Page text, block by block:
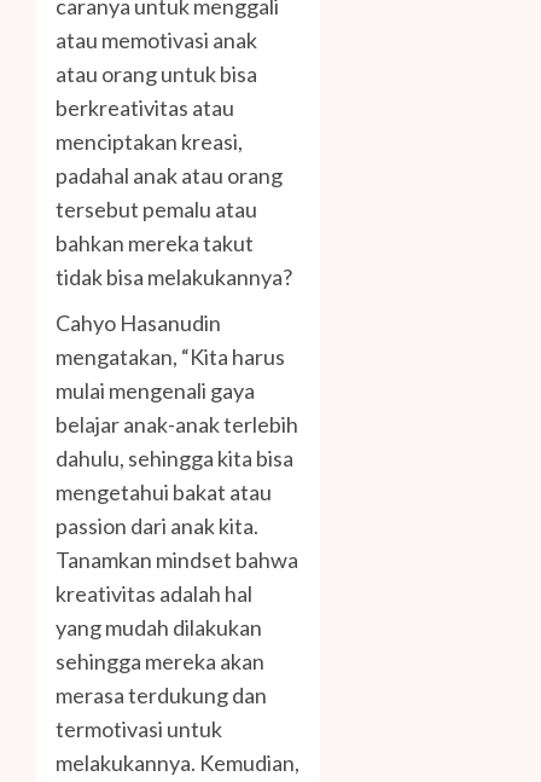
caranya untuk menggali
atau memotivasi anak
atau orang untuk bisa
berkreativitas atau
menciptakan kreasi,
padahal anak atau orang
tersebut pemalu atau
bahkan mereka takut
tidak bisa melakukannya?
Cahyo Hasanudin
mengatakan, “Kita harus
mulai mengenali gaya
belajar anak-anak terlebih
dahulu, sehingga kita bisa
mengetahui bakat atau
passion dari anak kita.
Tanamkan mindset bahwa
kreativitas adalah hal
yang mudah dilakukan
sehingga mereka akan
merasa terdukung dan
termotivasi untuk
melakukannya. Kemudian,